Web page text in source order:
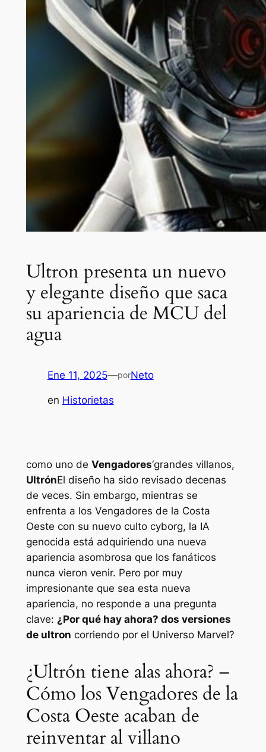
Ultron presenta un nuevo
y elegante diseño que saca
su apariencia de MCU del
agua
Ene 11, 2025—porNeto
en Historietas
como uno de Vengadores‘grandes villanos,
UltrónEl diseño ha sido revisado decenas
de veces. Sin embargo, mientras se
enfrenta a los Vengadores de la Costa
Oeste con su nuevo culto cyborg, la IA
genocida está adquiriendo una nueva
apariencia asombrosa que los fanáticos
nunca vieron venir. Pero por muy
impresionante que sea esta nueva
apariencia, no responde a una pregunta
clave: ¿Por qué hay ahora? dos versiones
de ultron corriendo por el Universo Marvel?
¿Ultrón tiene alas ahora? –
Cómo los Vengadores de la
Costa Oeste acaban de
reinventar al villano